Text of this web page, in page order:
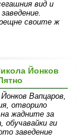
вид и
своите ж
Йонков
Вапцаров,
отворило
жадните за
обучавайки ги
заведение